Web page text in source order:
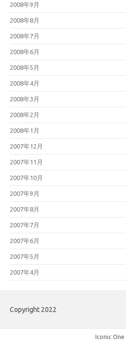
2008年9月
2008年8月
2008年7月
2008年6月
2008年5月
2008年4月
2008年3月
2008年2月
2008年1月
2007年12月
2007年11月
2007年10月
2007年9月
2007年8月
2007年7月
2007年6月
2007年5月
2007年4月
Copyright 2022
Iconic One